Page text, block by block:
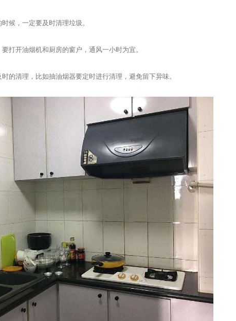
候，一定要及时清理垃圾。
打开油烟机和厨房的窗户，通风一小时为宜。
的清理，比如抽油烟器要定时进行清理，避免留下异味。